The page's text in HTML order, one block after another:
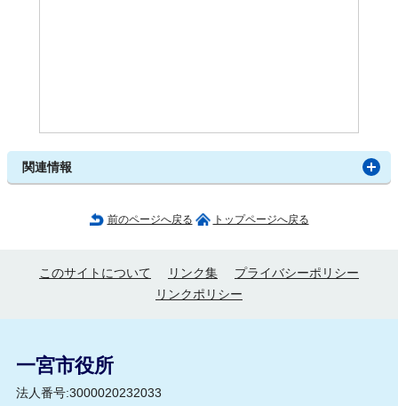
関連情報
前のページへ戻る トップページへ戻る
このサイトについて リンク集
プライバシーポリシー
リンクポリシー
一宮市役所
法人番号:3000020232033